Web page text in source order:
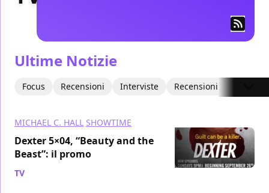
Ultime Notizie
Focus Recensioni Interviste Recensioni Video
MICHAEL C. HALL SHOWTIME
Dexter 5×04, “Beauty and the
Beast”: il promo
TV